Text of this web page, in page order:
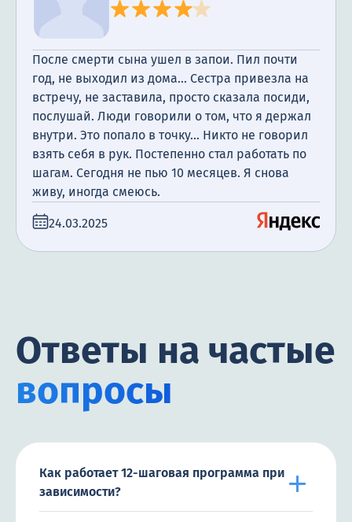
После смерти сына ушел в запои. Пил почти
год, не выходил из дома... Сестра привезла на
встречу, не заставила, просто сказала посиди,
послушай. Люди говорили о том, что я держал
внутри. Это попало в точку... Никто не говорил
взять себя в рук. Постепенно стал работать по
шагам. Сегодня не пью 10 месяцев. Я снова
живу, иногда смеюсь.
24.03.2025
Ответы на частые
вопросы
Как работает 12-шаговая программа при
зависимости?